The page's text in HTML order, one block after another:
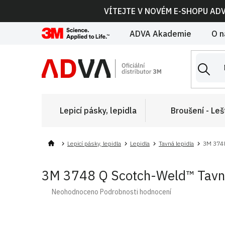
obsah
VÍTEJTE V NOVÉM E-SHOPU
ADVA Akademie O
Lepicí pásky, lepidla Broušení -
Lepicí pásky, lepidla Lepidla Tavná lepidla 3M
3M 3748 Q Scotch-Weld™
Průměrné
Neohodnoceno Podrobnosti hodnocení